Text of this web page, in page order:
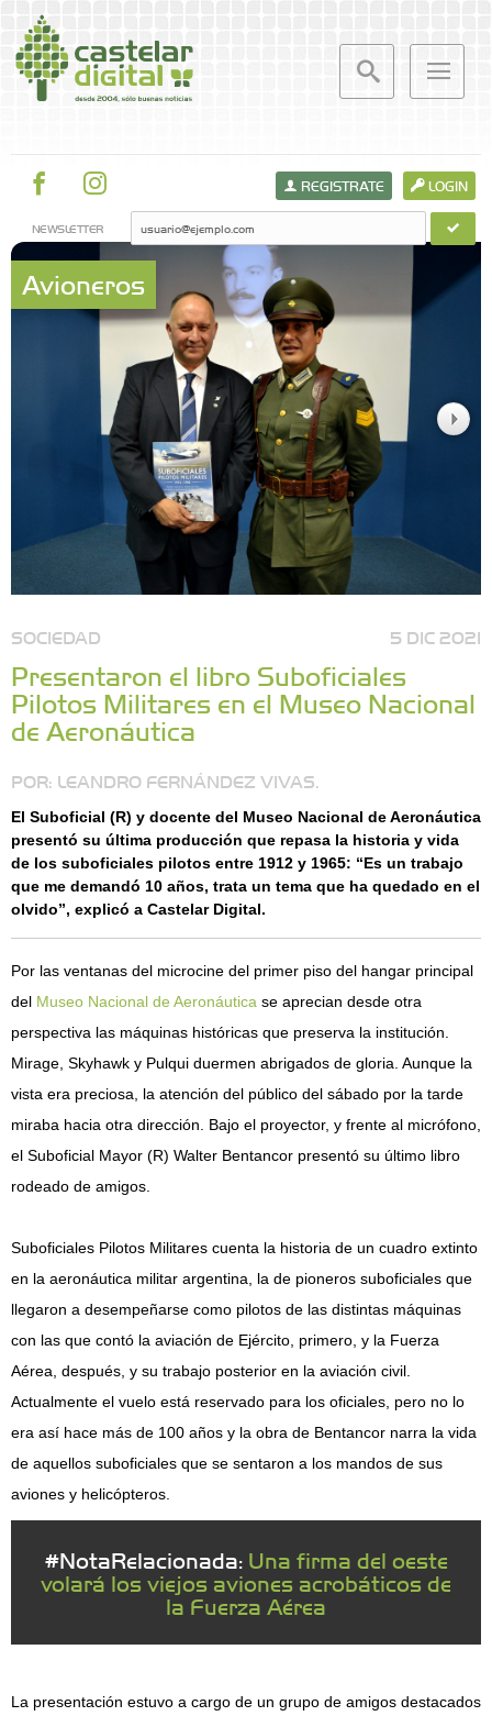
LOGIN
REGISTRATE
NEWSLETTER
Avioneros
SOCIEDAD 5 DIC 2021
Presentaron el libro Suboficiales
Pilotos Militares en el Museo Nacional
de Aeronáutica
POR: LEANDRO FERNÁNDEZ VIVAS.
El Suboficial (R) y docente del Museo Nacional de Aeronáutica
presentó su última producción que repasa la historia y vida
de los suboficiales pilotos entre 1912 y 1965: “Es un trabajo
que me demandó 10 años, trata un tema que ha quedado en el
olvido”, explicó a Castelar Digital.
Por las ventanas del microcine del primer piso del hangar principal
del Museo Nacional de Aeronáutica se aprecian desde otra
perspectiva las máquinas históricas que preserva la institución.
Mirage, Skyhawk y Pulqui duermen abrigados de gloria. Aunque la
vista era preciosa, la atención del público del sábado por la tarde
miraba hacia otra dirección. Bajo el proyector, y frente al micrófono,
el Suboficial Mayor (R) Walter Bentancor presentó su último libro
rodeado de amigos.
Suboficiales Pilotos Militares cuenta la historia de un cuadro extinto
en la aeronáutica militar argentina, la de pioneros suboficiales que
llegaron a desempeñarse como pilotos de las distintas máquinas
con las que contó la aviación de Ejército, primero, y la Fuerza
Aérea, después, y su trabajo posterior en la aviación civil.
Actualmente el vuelo está reservado para los oficiales, pero no lo
era así hace más de 100 años y la obra de Bentancor narra la vida
de aquellos suboficiales que se sentaron a los mandos de sus
aviones y helicópteros.
#NotaRelacionada: Una firma del oeste
volará los viejos aviones acrobáticos de
la Fuerza Aérea
La presentación estuvo a cargo de un grupo de amigos destacados